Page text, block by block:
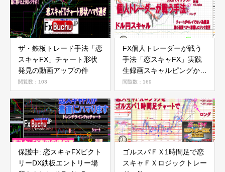
ザ・鉄板トレード手法「恋
スキャFX」チャート形状
発見の動画アップの件
閲覧数：103
FX個人トレーダーが戦う
手法「恋スキャFX」実践
生録画スキャルピングから
デイトレも勝てる手法と形
状を選びたい
閲覧数：169
保護中: 恋スキャFXビクト
リーDX鉄板エントリー場
ゴルスパＦＸ1時間足で恋
スキャＦＸロジックトレー